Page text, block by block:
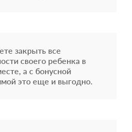
закрыть все
своего ребенка в
а с бонусной
это еще и выгодно.